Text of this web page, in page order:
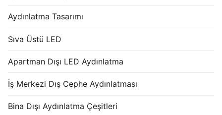
Aydınlatma Tasarımı
Sıva Üstü LED
Apartman Dışı LED Aydınlatma
İş Merkezi Dış Cephe Aydınlatması
Bina Dışı Aydınlatma Çeşitleri